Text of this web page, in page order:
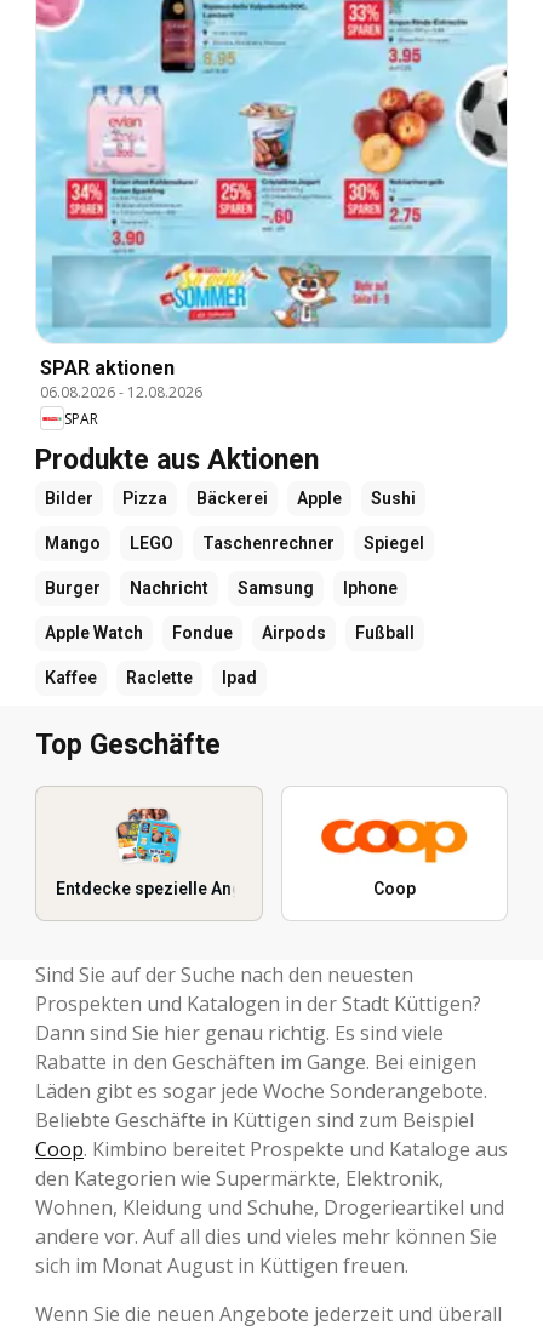
SPAR aktionen
06.08.2026- 12.08.2026
SPAR
Produkte aus Aktionen
Bilder Pizza Bäckerei Apple Sushi
Mango LEGO Taschenrechner Spiegel
Burger Nachricht Samsung Iphone
Apple Watch Fondue Airpods Fußball
Kaffee Raclette Ipad
Top Geschäfte
Entdecke spezielle Angebote Coop
Sind Sie auf der Suche nach den neuesten
Prospekten und Katalogen in der Stadt Küttigen?
Dann sind Sie hier genau richtig. Es sind viele
Rabatte in den Geschäften im Gange. Bei einigen
Läden gibt es sogar jede Woche Sonderangebote.
Beliebte Geschäfte in Küttigen sind zum Beispiel
Coop. Kimbino bereitet Prospekte und Kataloge aus
den Kategorien wie Supermärkte, Elektronik,
Wohnen, Kleidung und Schuhe, Drogerieartikel und
andere vor. Auf all dies und vieles mehr können Sie
sich im Monat August in Küttigen freuen.
Wenn Sie die neuen Angebote jederzeit und überall